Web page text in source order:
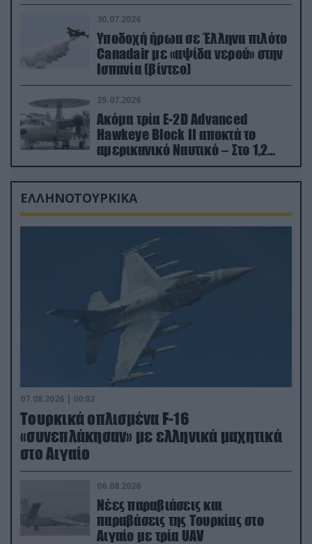
εκτινάχθηκε εγκαίρως
30.07.2026
Υποδοχή ήρωα σε Έλληνα πιλότο
Canadair με «αψίδα νερού» στην
Ισπανία (βίντεο)
29.07.2026
Ακόμα τρία E-2D Advanced
Hawkeye Block II αποκτά το
αμερικανικό Ναυτικό – Στο 1,2
δισ.δολάρια το κόστος
ΕΛΛΗΝΟΤΟΥΡΚΙΚΑ
07.08.2026 | 00:02
Τουρκικά οπλισμένα F-16
«συνεπλάκησαν» με ελληνικά μαχητικά
στο Αιγαίο
06.08.2026
Νέες παραβιάσεις και
παραβάσεις της Τουρκίας στο
Αιγαίο με τρία UAV